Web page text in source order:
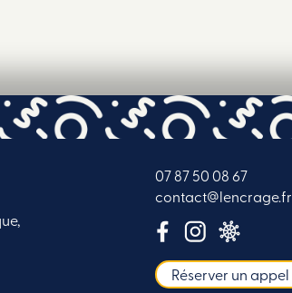
07 87 50 08 67
contact@lencrage.fr
Réserver un appel